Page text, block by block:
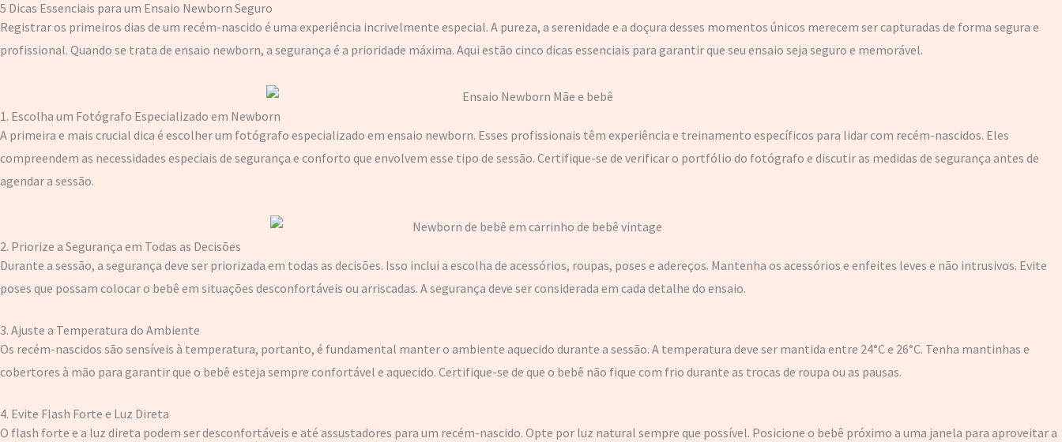
5 Dicas Essenciais para um Ensaio Newborn Seguro
Registrar os primeiros dias de um recém-nascido é uma experiência incrivelmente especial. A pureza, a serenidade e a doçura desses momentos únicos merecem ser capturadas de forma segura e
profissional. Quando se trata de ensaio newborn, a segurança é a prioridade máxima. Aqui estão cinco dicas essenciais para garantir que seu ensaio seja seguro e memorável.
1. Escolha um Fotógrafo Especializado em Newborn
A primeira e mais crucial dica é escolher um fotógrafo especializado em ensaio newborn. Esses profissionais têm experiência e treinamento específicos para lidar com recém-nascidos. Eles
compreendem as necessidades especiais de segurança e conforto que envolvem esse tipo de sessão. Certifique-se de verificar o portfólio do fotógrafo e discutir as medidas de segurança antes de
agendar a sessão.
2. Priorize a Segurança em Todas as Decisões
Durante a sessão, a segurança deve ser priorizada em todas as decisões. Isso inclui a escolha de acessórios, roupas, poses e adereços. Mantenha os acessórios e enfeites leves e não intrusivos. Evite
poses que possam colocar o bebê em situações desconfortáveis ou arriscadas. A segurança deve ser considerada em cada detalhe do ensaio.
3. Ajuste a Temperatura do Ambiente
Os recém-nascidos são sensíveis à temperatura, portanto, é fundamental manter o ambiente aquecido durante a sessão. A temperatura deve ser mantida entre 24°C e 26°C. Tenha mantinhas e
cobertores à mão para garantir que o bebê esteja sempre confortável e aquecido. Certifique-se de que o bebê não fique com frio durante as trocas de roupa ou as pausas.
4. Evite Flash Forte e Luz Direta
O flash forte e a luz direta podem ser desconfortáveis e até assustadores para um recém-nascido. Opte por luz natural sempre que possível. Posicione o bebê próximo a uma janela para aproveitar a